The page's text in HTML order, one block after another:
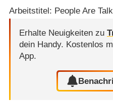
Arbeitstitel: People Are
Erhalte Neuigkeiten zu
dein Handy. Kostenlos
App.